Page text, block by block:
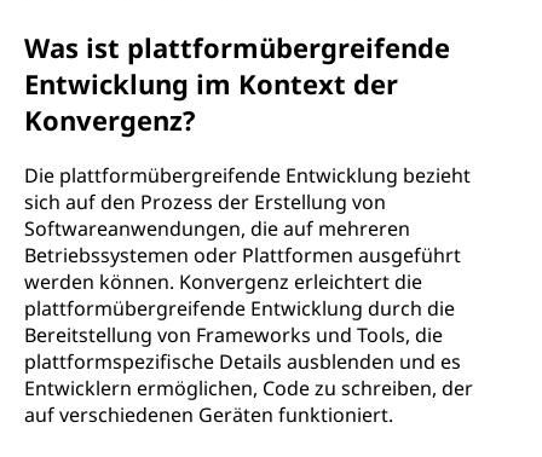
Was ist plattformübergreifende
Entwicklung im Kontext der
Konvergenz?
Die plattformübergreifende Entwicklung bezieht
sich auf den Prozess der Erstellung von
Softwareanwendungen, die auf mehreren
Betriebssystemen oder Plattformen ausgeführt
werden können. Konvergenz erleichtert die
plattformübergreifende Entwicklung durch die
Bereitstellung von Frameworks und Tools, die
plattformspezifische Details ausblenden und es
Entwicklern ermöglichen, Code zu schreiben, der
auf verschiedenen Geräten funktioniert.